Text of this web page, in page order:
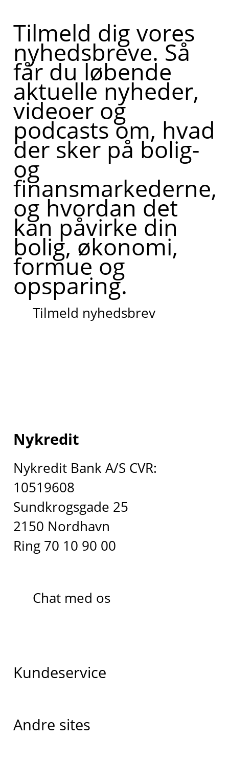
Tilmeld dig vores
nyhedsbreve. Så
får du løbende
aktuelle nyheder,
videoer og
podcasts om, hvad
der sker på bolig-
og
finansmarkederne,
og hvordan det
kan påvirke din
bolig, økonomi,
formue og
opsparing.
Tilmeld nyhedsbrev
Nykredit
Nykredit Bank A/S CVR:
10519608
Sundkrogsgade 25
2150 Nordhavn
Ring 70 10 90 00
Chat med os
Kundeservice
Andre sites